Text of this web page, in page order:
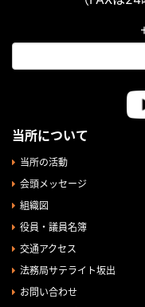
当所について
当所の活動
会頭メッセージ
組織図
役員・議員名簿
交通アクセス
法務局サテライト坂出
お問い合わせ